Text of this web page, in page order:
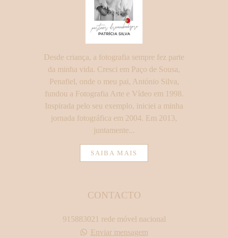
Desde criança, a fotografia sempre fez parte
da minha vida. Cresci em Paço de Sousa,
Penafiel, onde o meu pai, António Silva,
fundou a Fotografia Arte e Vídeo em 1998.
Inspirada pelo seu exemplo, iniciei a minha
jornada fotográfica em 2004. Em 2013,
juntamente...
SAIBA MAIS
CONTACTO
915883021 rede móvel nacional
Enviar mensagem